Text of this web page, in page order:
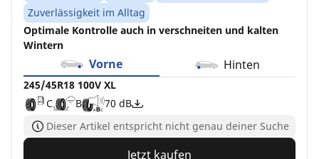
Zuverlässigkeit im Alltag
Optimale Kontrolle auch in verschneiten und kalten
Wintern
Vorne Hinten
245/45R18 100V XL
C
B 70 dB
Dieser Artikel entspricht nicht genau deiner Suche
Jetzt kaufen